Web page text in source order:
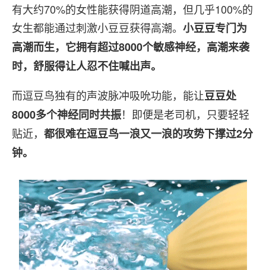
有大约70%的女性能获得阴道高潮，但几乎100%的
女生都能通过刺激小豆豆获得高潮。 小豆豆专门为
高潮而生，它拥有超过8000个敏感神经，高潮来袭
时，舒服得让人忍不住喊出声。
而逗豆鸟独有的声波脉冲吸吮功能，能让豆豆处
8000多个神经同时共振！即便是老司机，只要轻轻
贴近， 都很难在逗豆鸟一浪又一浪的攻势下撑过2分
钟。